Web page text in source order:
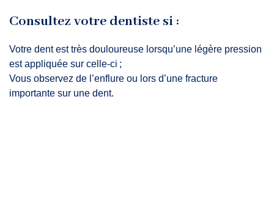
Consultez votre dentiste si :
Votre dent est très douloureuse lorsqu’une légère pression
est appliquée sur celle-ci ;
Vous observez de l’enflure ou lors d’une fracture
importante sur une dent.